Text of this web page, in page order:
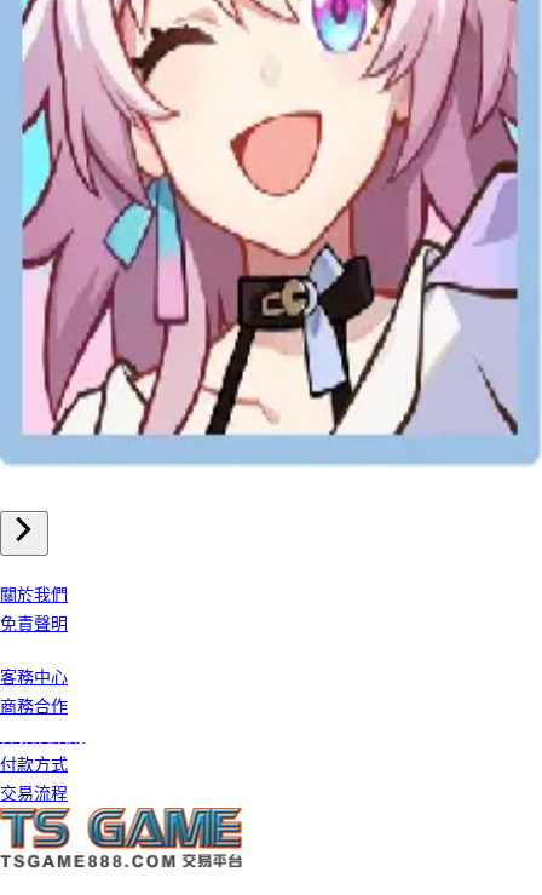
手機遊戲
崩壞星穹鐵道 儲值
關於我們
免責聲明
客務中心
商務合作
付款方式
交易流程